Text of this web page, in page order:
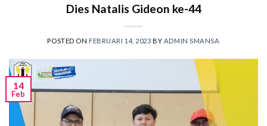
Dies Natalis Gideon ke-44
POSTED ON FEBRUARI 14, 2023 BY ADMIN SMANSA
14
Feb